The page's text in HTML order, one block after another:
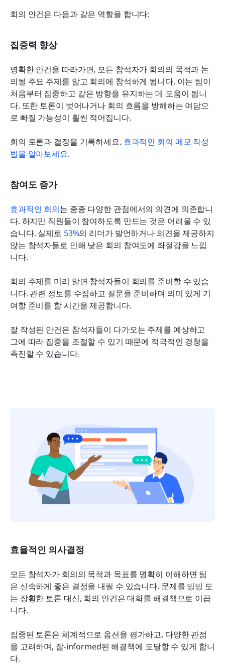
회의 안건은 다음과 같은 역할을 합니다:
집중력 향상
명확한 안건을 따라가면, 모든 참석자가 회의의 목적과 논
의될 주요 주제를 알고 회의에 참석하게 됩니다. 이는 팀이
처음부터 집중하고 같은 방향을 유지하는 데 도움이 됩니
다. 또한 토론이 벗어나거나 회의 흐름을 방해하는 여담으
로 빠질 가능성이 훨씬 적어집니다.
회의 토론과 결정을 기록하세요. 효과적인 회의 메모 작성
법을 알아보세요.
참여도 증가
효과적인 회의는 종종 다양한 관점에서의 의견에 의존합니
다. 하지만 직원들이 참여하도록 만드는 것은 어려울 수 있
습니다. 실제로 53%의 리더가 발언하거나 의견을 제공하지
않는 참석자들로 인해 낮은 회의 참여도에 좌절감을 느낍
니다.
회의 주제를 미리 알면 참석자들이 회의를 준비할 수 있습
니다. 관련 정보를 수집하고 질문을 준비하며 의미 있게 기
여할 준비를 할 시간을 제공합니다.
잘 작성된 안건은 참석자들이 다가오는 주제를 예상하고
그에 따라 집중을 조절할 수 있기 때문에 적극적인 경청을
촉진할 수 있습니다.
효율적인 의사결정
모든 참석자가 회의의 목적과 목표를 명확히 이해하면 팀
은 신속하게 좋은 결정을 내릴 수 있습니다. 문제를 빙빙 도
는 장황한 토론 대신, 회의 안건은 대화를 해결책으로 이끕
니다.
집중된 토론은 체계적으로 옵션을 평가하고, 다양한 관점
을 고려하며, 잘-informed된 해결책에 도달할 수 있게 합니
다.